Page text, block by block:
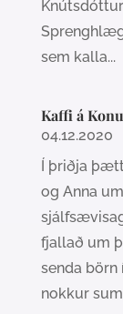
sem kalla...
Kaffi á
04.12.2020
Í þriðja
og Anna
fjallað um
senda börn
nokkur